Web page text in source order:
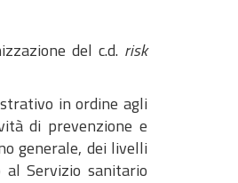
del c.d. risk
in ordine agli
di prevenzione e
generale, dei livelli
Servizio sanitario